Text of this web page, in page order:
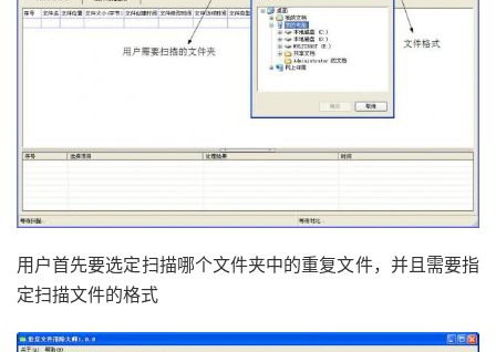
用户首先要选定扫描哪个文件夹中的重复文件，并且需要指
定扫描文件的格式